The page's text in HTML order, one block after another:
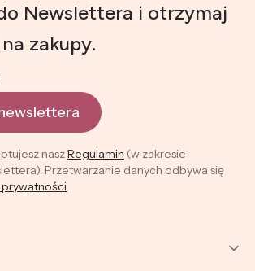
Newslettera i otrzymaj
zakupy.
naszRegulamin (w zakresie
Przetwarzanie danych odbywa się
prywatności.